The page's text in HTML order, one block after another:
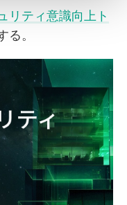
リティ意識向上ト
。